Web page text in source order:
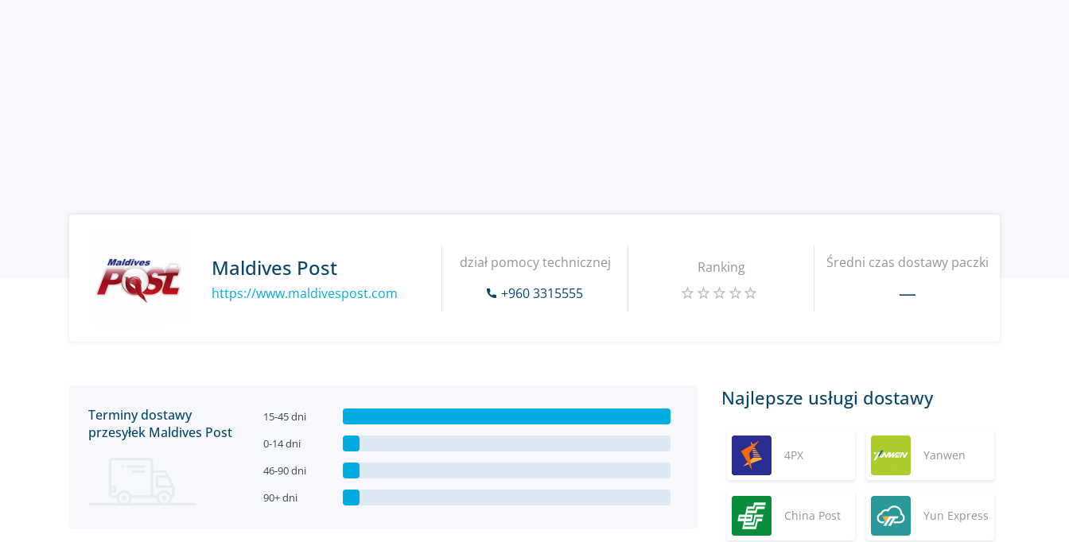
Maldives Post
https://www.maldivespost.com
dział pomocy technicznej
+960 3315555
Ranking Średni czas dostawy paczki
—
Terminy dostawy
przesyłek Maldives Post
15-45 dni
0-14 dni
46-90 dni
90+ dni
Najlepsze usługi dostawy
4PX Yanwen
China Post Yun Express